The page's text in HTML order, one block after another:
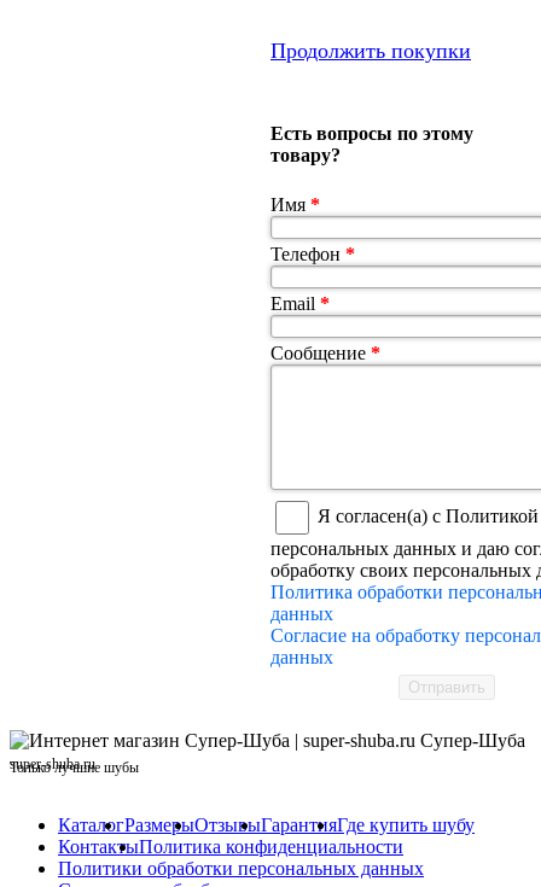
Продолжить покупки
Есть вопросы по этому
товару?
Имя *
Телефон *
Email *
Сообщение *
Я согласен(а) с
персональных данных и даю
обработку своих персональных
Политика обработки
данных
Согласие на обработку
данных
Отправить
Супер-Шуба
super-shuba.ru
Только лучшие шубы
КаталогРазмерыОтзывыГарантияГде купить шубу
КонтактыПолитика конфиденциальности
Политики обработки персональных данных